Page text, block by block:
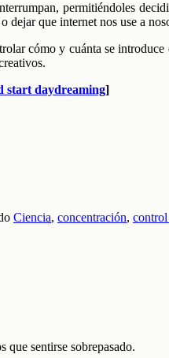
permitiéndoles
dejar que internet nos use a
cómo y cuánta se
start daydreaming]
Ciencia, concentración,
que sentirse sobrepasado.